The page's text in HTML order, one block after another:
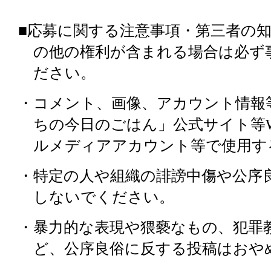
今回のレシピは第四
ストーリーの確認は
今回のレシピは第六
ストーリーの確認は
ぬめり等を洗い流したらよ
基本的に頭を持ち、包丁を
ぽの向きに軽くこする。そ
りを使う。
臭み抜きの為、さんま全体
15分放置。水気が出てきた
たまごに塩を少々加えて、
くらい混ぜ、加熱したフラ
ル、バターを加え溶かす。
中火から強火でたまごを入
揺らしながら、たまご全体
態を作る。
肉を焼いたフライパンに、
切りにしたにんにくを弱火
玉ねぎのみじん切りを加え
油、酢、みりん、はちみつ
びりついた肉や旨味をヘラ
鍋つゆは少し煮詰まってい
す。洗ったご飯を入れて弱
合いになったら、強火にし
葉を加えたら完成！
■応募に関する注意事項・第三者の
の他の権利が含まれる場合は必
ださい。
・コメント、画像、アカウント情
ちの今日のごはん」公式サイト
ルメディアアカウント等で使用
・特定の人や組織の誹謗中傷や公
しないでください。
・暴力的な表現や猥褻なもの、犯
ど、公序良俗に反する投稿はおや